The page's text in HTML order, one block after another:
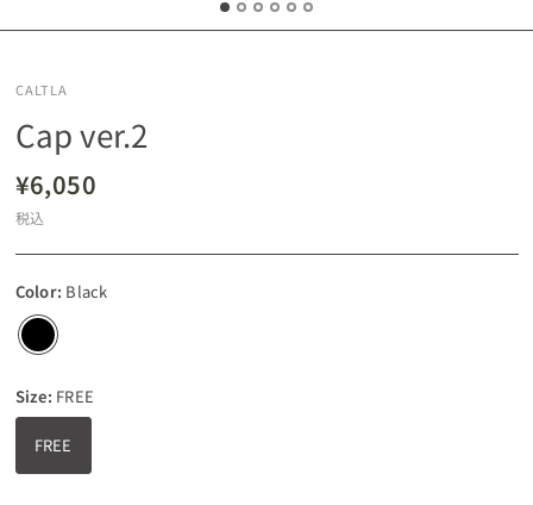
CALTLA
Cap ver.2
¥6,050
税込
Color: Black
Size: FREE
FREE